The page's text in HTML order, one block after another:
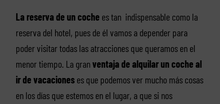
La reserva de un coche es tan indispensable como la
reserva del hotel, pues de él vamos a depender para
poder visitar todas las atracciones que queramos en el
menor tiempo. La granventaja de alquilar un coche al
ir de vacacioneses que podemos ver mucho más cosas
en los días que estemos en el lugar, a que si nos